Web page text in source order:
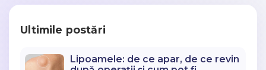
Ultimile postări
Lipoamele: de ce apar, de ce revin